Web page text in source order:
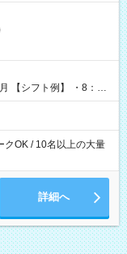
クOK / 10名以上の大量
詳細へ